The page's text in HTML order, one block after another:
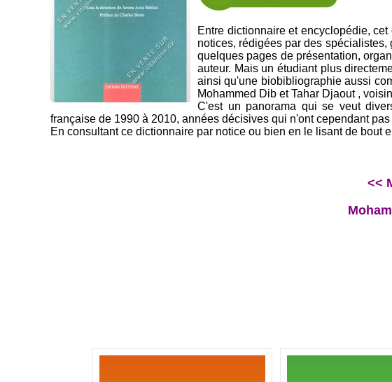
Entre dictionnaire et encyclopédie,
notices, rédigées par des
quelques pages de présentation,
auteur. Mais un étudiant plus
ainsi qu'une biobibliographie aussi
Mohammed Dib et Tahar Djaout ,
C'est un panorama qui se veut
française de 1990 à 2010, années décisives qui n'ont cependant
En consultant ce dictionnaire par notice ou bien en le lisant de bout
<<